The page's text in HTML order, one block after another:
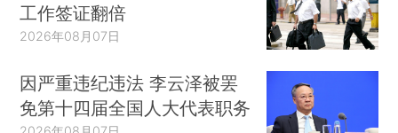
工作签证翻倍
2026年08月07日
因严重违纪违法 李云泽被罢
免第十四届全国人大代表职务